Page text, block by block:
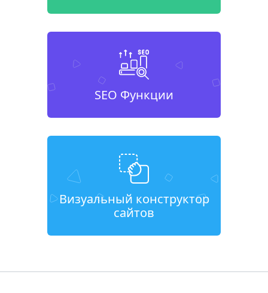
SEO Функции
Визуальный конструктор
сайтов